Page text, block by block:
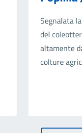
Segnalata
del
altamente
colture